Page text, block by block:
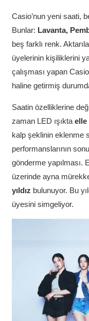
Casio’nun yeni saati,
Bunlar: Lavanta,
beş farklı renk.
üyelerinin kişiliklerini
çalışması yapan
haline getirmiş
Saatin özelliklerine
zaman LED ışıkta elle
kalp şeklinin eklenme
performanslarının
gönderme yapılması.
üzerinde ayna
yıldız bulunuyor. Bu
üyesini simgeliyor.